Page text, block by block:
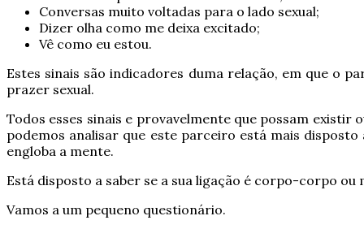
Conversas muito voltadas para o lado sexual;
Dizer olha como me deixa excitado;
Vê como eu estou.
Estes sinais são indicadores duma relação, em que o
prazer sexual.
Todos esses sinais e provavelmente que possam
podemos analisar que este parceiro está mais
engloba a mente.
Está disposto a saber se a sua ligação é corpo-corpo
Vamos a um pequeno questionário.